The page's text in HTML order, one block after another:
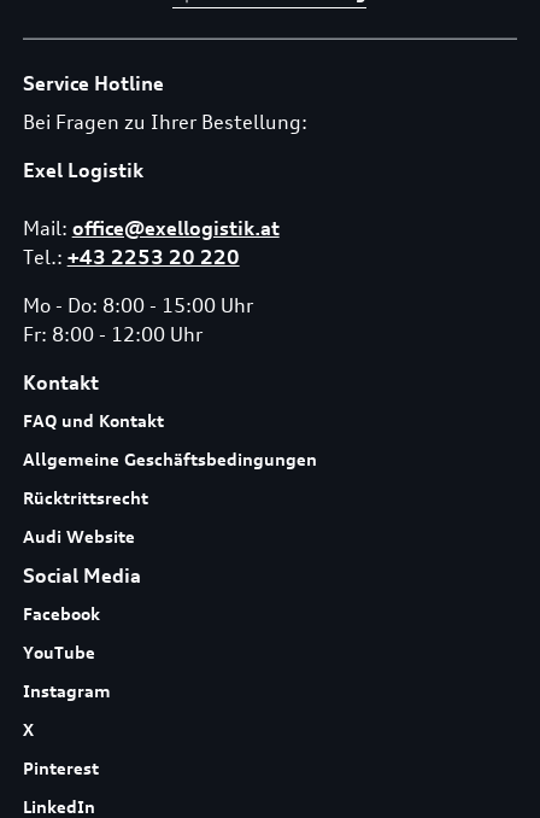
Service Hotline
Bei Fragen zu Ihrer Bestellung:
Exel Logistik
Mail: office@exellogistik.at
Tel.: +43 2253 20 220
Mo - Do: 8:00 - 15:00 Uhr
Fr: 8:00 - 12:00 Uhr
Kontakt
FAQ und Kontakt
Allgemeine Geschäftsbedingungen
Rücktrittsrecht
Audi Website
Social Media
Facebook
YouTube
Instagram
X
Pinterest
LinkedIn